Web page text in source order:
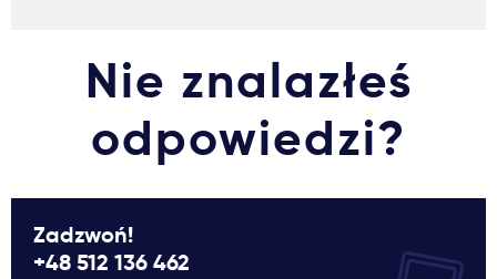
Nie znalazłeś
odpowiedzi?
Zadzwoń!
+48 512 136 462